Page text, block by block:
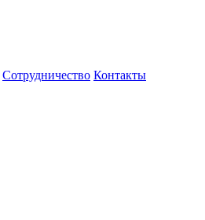
Сотрудничество Контакты